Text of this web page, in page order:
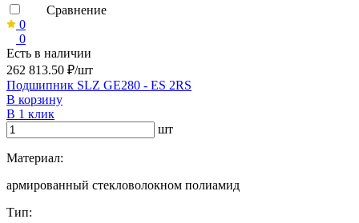
Сравнение
0
0
Есть в наличии
262 813.50 ₽/шт
Подшипник SLZ GE280 - ES 2RS
В корзину
В 1 клик
шт
Материал:
армированный стекловолокном полиамид
Тип: